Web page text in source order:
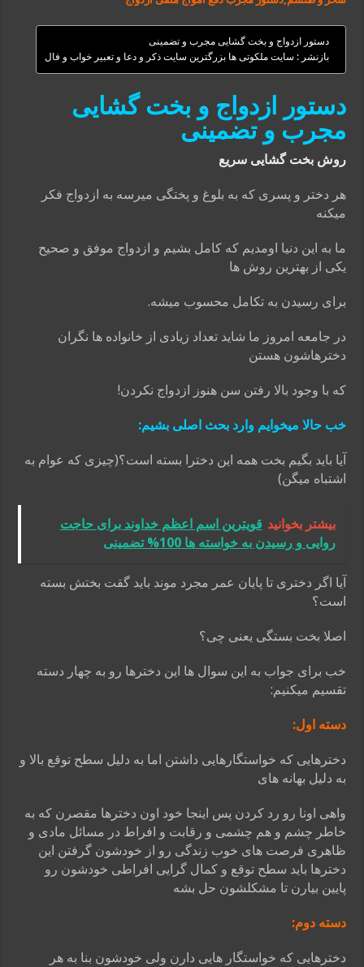
دستور ازدواج و بخت گشایی مجرب و تضمینی
بازنشر : سایت ملکوتی ها بزرگترین سایت ذکر و دعا و تعبیر خواب و فال
دستور ازدواج و بخت گشایی
مجرب و تضمینی
روش بخت گشایی سریع
هر دختر و پسری که به بلوغ و پختگی میرسه به ازدواج فکر
میکنه
ما به این دنیا اومدیم که کامل بشیم و ازدواج موفق و صحیح
یکی از بهترین روش ها
برای رسیدن به تکامل محسوب میشه.
در جامعه امروز ما شاید تعداد زیادی از خانواده ها نگران
دخترهاشون هستن
که با وجود بالا رفتن سن هنوز ازدواج نکردن!
خب حالا میخوایم وارد بحث اصلی بشیم:
آیا باید بگیم بخت همه این دخترا بسته است؟(چیزی که عوام به
اشتباه میگن)
بیشتر بخوانید قویترین اسم اعظم خداوند برای حاجت
روایی و رسیدن به خواسته ها 100% تضمینی
آیا اگر دختری تا پایان عمر مجرد موند باید گقت بختش بسته
است؟
اصلا بخت بستگی یعنی چی؟
خب برای جواب به این سوال ها این دخترها رو به چهار دسته
تقسیم میکنیم:
دسته اول:
دخترهایی که خواستگارهایی داشتن اما به دلیل سطح توقع بالا و
به دلیل بهانه های
واهی اونا رو رد کردن پس اینجا خود اون دخترها مقصرن که به
خاطر چشم و هم چشمی و رقابت و افراط در مسائل مادی و
ظاهری فرصت های خوب زندگی رو از خودشون گرفتن این
دخترها باید سطح توقع و کمال گرایی افراطی خودشون رو
پایین بیارن تا مشکلشون حل بشه
دسته دوم:
دخترهایی که خواستگار هایی دارن ولی خودشون بنا به هر